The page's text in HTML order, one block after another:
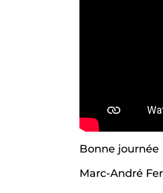
Bonne journée
Marc-André